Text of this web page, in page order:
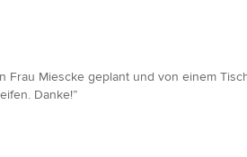
Miescke geplant und von einem
Danke!”